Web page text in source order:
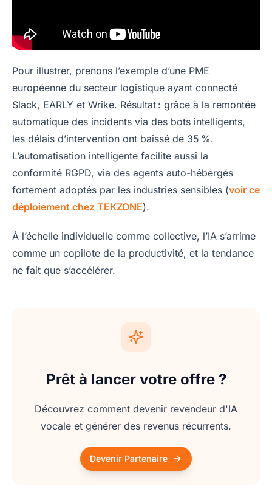
Pour illustrer, prenons l’exemple d’une PME
européenne du secteur logistique ayant connecté
Slack, EARLY et Wrike. Résultat : grâce à la remontée
automatique des incidents via des bots intelligents,
les délais d’intervention ont baissé de 35 %.
L’automatisation intelligente facilite aussi la
conformité RGPD, via des agents auto-hébergés
fortement adoptés par les industries sensibles (voir ce
déploiement chez TEKZONE).
À l’échelle individuelle comme collective, l’IA s’arrime
comme un copilote de la productivité, et la tendance
ne fait que s’accélérer.
Prêt à lancer votre offre ?
Découvrez comment devenir revendeur d'IA
vocale et générer des revenus récurrents.
Devenir Partenaire